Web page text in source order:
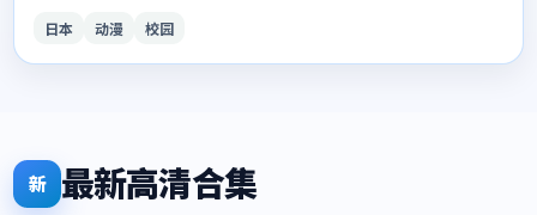
日本 动漫 校园
新 最新高清合集